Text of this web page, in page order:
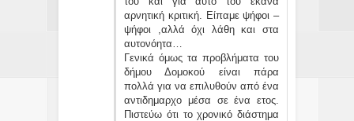
αρνητική κριτική. Είπαμε ψήφοι –
ψήφοι ,αλλά όχι λάθη και στα
αυτονόητα…
Γενικά όμως τα προβλήματα του
δήμου Δομοκού είναι πάρα
πολλά για να επιλυθούν από ένα
αντιδημαρχο μέσα σε ένα ετος.
Πιστεύω ότι το χρονικό διάστημα